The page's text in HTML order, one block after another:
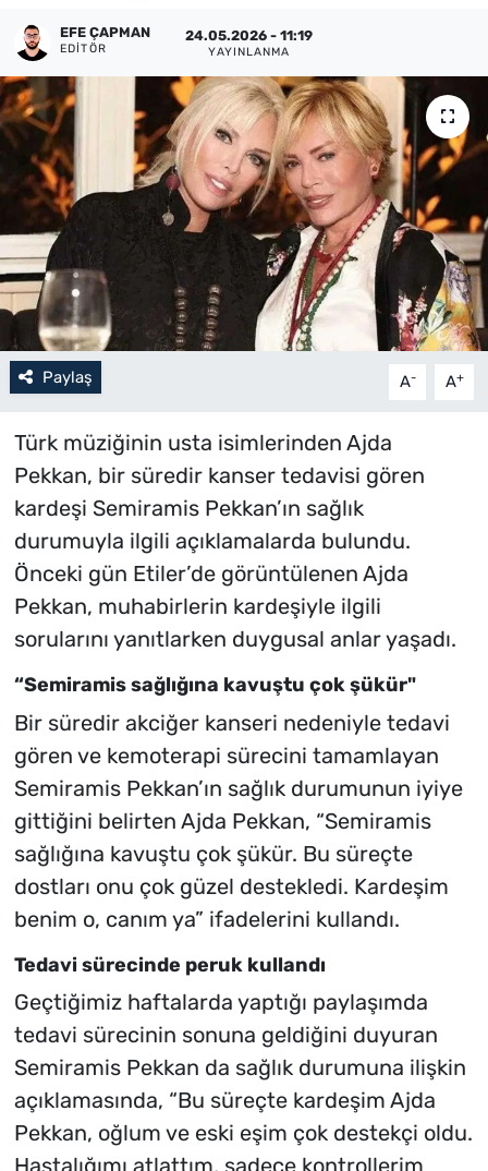
EFE ÇAPMAN
EDITÖR
24.05.2026 - 11:19
YAYINLANMA
Paylaş A- A+
Türk müziğinin usta isimlerinden Ajda
Pekkan, bir süredir kanser tedavisi gören
kardeşi Semiramis Pekkan’ın sağlık
durumuyla ilgili açıklamalarda bulundu.
Önceki gün Etiler’de görüntülenen Ajda
Pekkan, muhabirlerin kardeşiyle ilgili
sorularını yanıtlarken duygusal anlar yaşadı.
“Semiramis sağlığına kavuştu çok şükür"
Bir süredir akciğer kanseri nedeniyle tedavi
gören ve kemoterapi sürecini tamamlayan
Semiramis Pekkan’ın sağlık durumunun iyiye
gittiğini belirten Ajda Pekkan, “Semiramis
sağlığına kavuştu çok şükür. Bu süreçte
dostları onu çok güzel destekledi. Kardeşim
benim o, canım ya” ifadelerini kullandı.
Tedavi sürecinde peruk kullandı
Geçtiğimiz haftalarda yaptığı paylaşımda
tedavi sürecinin sonuna geldiğini duyuran
Semiramis Pekkan da sağlık durumuna ilişkin
açıklamasında, “Bu süreçte kardeşim Ajda
Pekkan, oğlum ve eski eşim çok destekçi oldu.